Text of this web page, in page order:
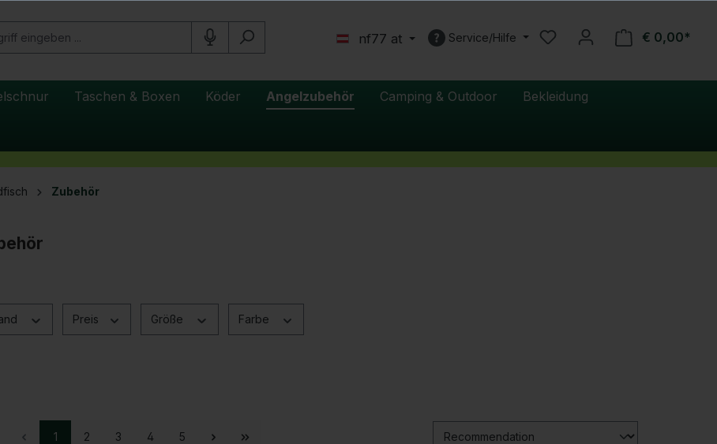
nf77 at Service/Hilfe € 0,00*
Taschen & Boxen Köder Angelzubehör Camping & Outdoor Bekleidung
Zubehör
Preis Größe Farbe
1 2 3 4 5